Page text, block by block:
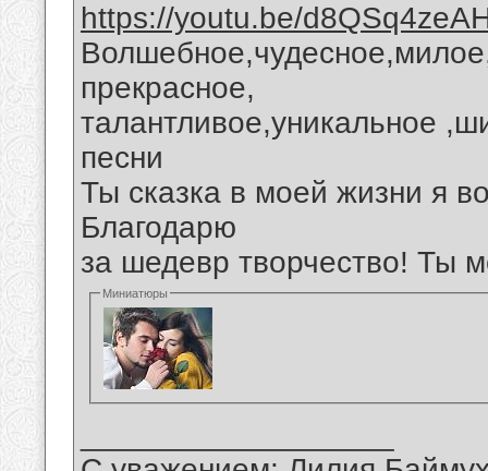
https://youtu.be/
прекрасное,
талантливое,уникальное
песни
Ты сказка в моей жизни я
Благодарю
за шедевр творчество! Ты
Миниатюры